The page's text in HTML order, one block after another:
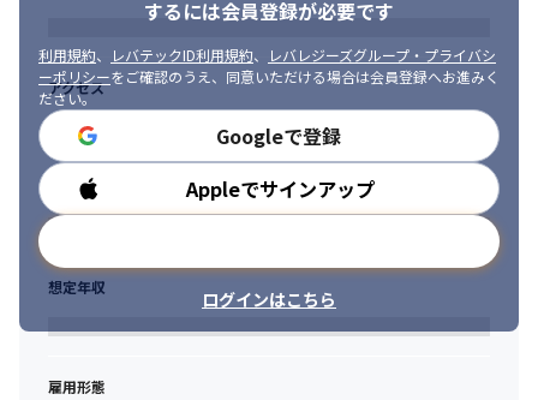
・社内システム開発
・データサイエンティスト
・DX
・クラウド基盤構築
・サーバ・ネットワーク構設計築
・インフラ設計構築
・サイバーセキュリティなど
するには会員登録が必要です
利用規約、 レバテックID利用規約、
レバレジーズグループ・プライバシ
ーポリシーをご確認のうえ、同意いただける場合は会員登録へお進みく
ださい。
Googleで登録
Appleでサインアップ
ログインはこちら
アクセス
勤務時間
想定年収
雇用形態